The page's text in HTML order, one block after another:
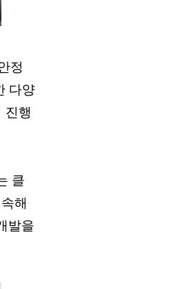
정
다양
진행
클
해
발을